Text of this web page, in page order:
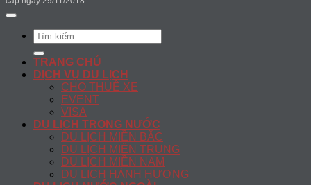
Search
for:
TRANG CHỦ
DỊCH VỤ DU LỊCH
CHO THUÊ XE
EVENT
VISA
DU LỊCH TRONG NƯỚC
DU LỊCH MIỀN BẮC
DU LỊCH MIỀN TRUNG
DU LỊCH MIỀN NAM
DU LỊCH HÀNH HƯƠNG